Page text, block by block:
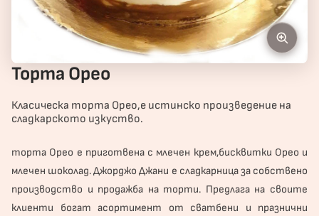
Класическа торта Орео,е истинско произведение на
сладкарското изкуство.
торта Орео е приготвена с млечен крем,бисквитки Орео и
млечен шоколад. Джорджо Джани е сладкарница за собствено
производство и продажба на торти. Предлага на своите
клиенти богат асортимент от сватбени и празнични
Торта Орео